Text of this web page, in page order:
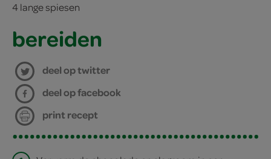
4 lange spiesen
bereiden
deel op twitter
deel op facebook
print recept